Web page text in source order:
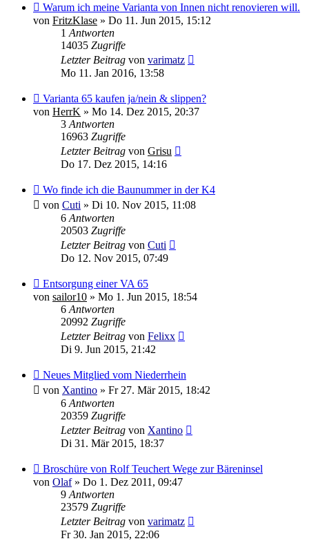
Warum ich meine Varianta von Innen nicht renovieren will.
von FritzKlase » Do 11. Jun 2015, 15:12
1 Antworten
14035 Zugriffe
Letzter Beitrag von varimatz
Mo 11. Jan 2016, 13:58
Varianta 65 kaufen ja/nein & slippen?
von HerrK » Mo 14. Dez 2015, 20:37
3 Antworten
16963 Zugriffe
Letzter Beitrag von Grisu
Do 17. Dez 2015, 14:16
Wo finde ich die Baunummer in der K4
von Cuti » Di 10. Nov 2015, 11:08
6 Antworten
20503 Zugriffe
Letzter Beitrag von Cuti
Do 12. Nov 2015, 07:49
Entsorgung einer VA 65
von sailor10 » Mo 1. Jun 2015, 18:54
6 Antworten
20992 Zugriffe
Letzter Beitrag von Felixx
Di 9. Jun 2015, 21:42
Neues Mitglied vom Niederrhein
von Xantino » Fr 27. Mär 2015, 18:42
6 Antworten
20359 Zugriffe
Letzter Beitrag von Xantino
Di 31. Mär 2015, 18:37
Broschüre von Rolf Teuchert Wege zur Bäreninsel
von Olaf» Do 1. Dez 2011, 09:47
9 Antworten
23579 Zugriffe
Letzter Beitrag von varimatz
Fr 30. Jan 2015, 22:06